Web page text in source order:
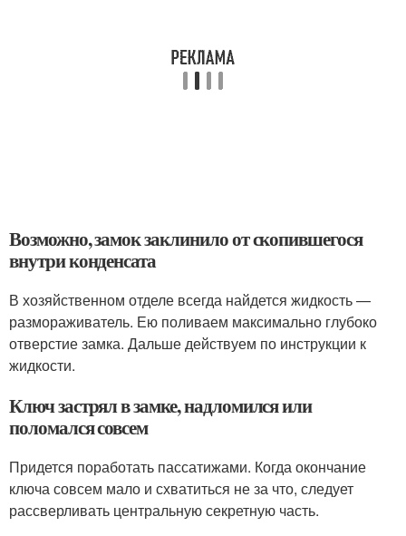
Возможно, замок заклинило от скопившегося
внутри конденсата
В хозяйственном отделе всегда найдется жидкость —
размораживатель. Ею поливаем максимально глубоко
отверстие замка. Дальше действуем по инструкции к
жидкости.
Ключ застрял в замке, надломился или
поломался совсем
Придется поработать пассатижами. Когда окончание
ключа совсем мало и схватиться не за что, следует
рассверливать центральную секретную часть.